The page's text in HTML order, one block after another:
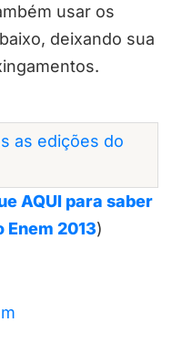
usar os
deixando sua
as edições do
AQUI para saber
Enem 2013)